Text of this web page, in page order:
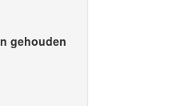
gehouden